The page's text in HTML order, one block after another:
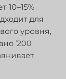
10–15%
для
уровня,
‘200